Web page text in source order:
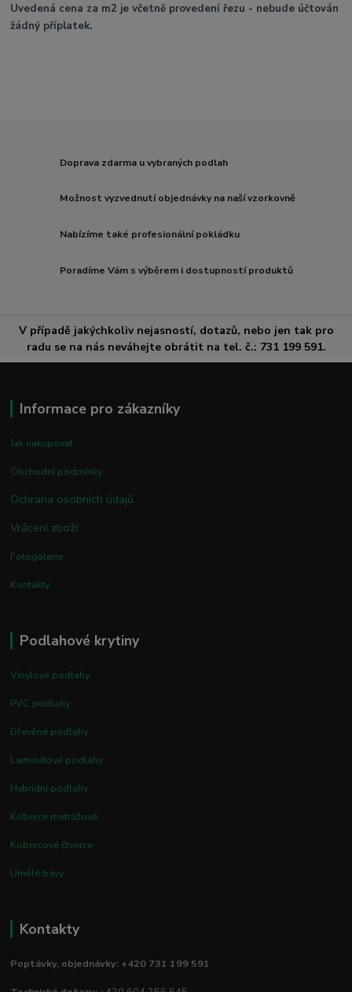
Uvedená cena za m2 je včetně provedení řezu - nebude účtován
žádný příplatek.
Doprava zdarma u vybraných podlah
Možnost vyzvednutí objednávky na naší vzorkovně
Nabízíme také profesionální pokládku
Poradíme Vám s výběrem i dostupností produktů
V případě jakýchkoliv nejasností, dotazů, nebo jen tak pro
radu se na nás neváhejte obrátit na tel. č.: 731 199 591.
Informace pro zákazníky
Jak nakupovat
Obchodní podmínky
Ochrana osobních údajů
Vrácení zboží
Fotogalerie
Kontakty
Podlahové krytiny
Vinylové podlahy
PVC podlahy
Dřevěné podlahy
Laminátové podlahy
Hybridní podlahy
Koberce metrážové
Kobercové čtverce
Umělé trávy
Kontakty
Poptávky, objednávky: +420 731 199 591